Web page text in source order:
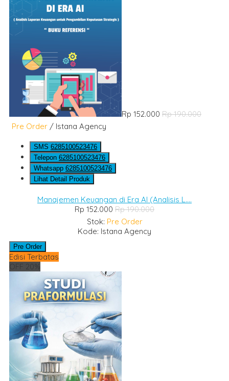
Rp 152.000 Rp 190.000
Pre Order / Istana Agency
SMS 6285100523476
Telepon 6285100523476
Whatsapp 6285100523476
Lihat Detail Produk
Manajemen Keuangan di Era AI (Analisis L....
Rp 152.000 Rp 190.000
Stok: Pre Order
Kode: Istana Agency
Pre Order
Edisi Terbatas
OFF 20%